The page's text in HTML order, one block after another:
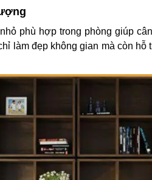
phù hợp trong phòng giúp
làm đẹp không gian mà còn